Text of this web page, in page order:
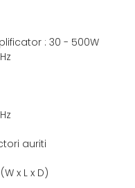
: 30 - 500W
auriti
x L x D)